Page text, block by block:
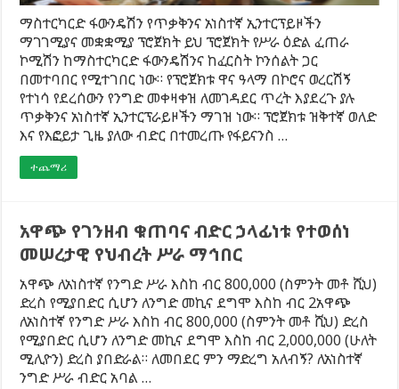
ማስተርካርድ ፋውንዴሽን የጥቃቅንና አነስተኛ ኢንተርፕይዞችን
ማገገሚያና መቋቋሚያ ፕሮጀክት ይህ ፕሮጀክት የሥራ ዕድል ፈጠራ
ኮሚሽን ከማስተርካርድ ፋውንዴሽንና ከፈርስት ኮንሰልት ጋር
በመተባበር የሚተገበር ነው። የፕሮጀክቱ ዋና ዓላማ በኮሮና ወረርሽኝ
የተነሳ የደረሰውን የንግድ መቀዛቀዝ ለመገዳደር ጥረት እያደረጉ ያሉ
ጥቃቅንና አነስተኛ ኢንተርፕራይዞችን ማገዝ ነው። ፕሮጀክቱ ዝቅተኛ ወለድ
እና የእፎይታ ጊዜ ያለው ብድር በተመረጡ የፋይናንስ …
ተጨማሪ
አዋጭ የገንዘብ ቁጠባና ብድር ኃላፊነቱ የተወሰነ
መሠረታዊ የህብረት ሥራ ማኅበር
አዋጭ ለአነስተኛ የንግድ ሥራ እስከ ብር 800,000 (ስምንት መቶ ሺህ)
ድረስ የሚያበድር ሲሆን ለንግድ መኪና ደግሞ እስከ ብር 2አዋጭ
ለአነስተኛ የንግድ ሥራ እስከ ብር 800,000 (ስምንት መቶ ሺህ) ድረስ
የሚያበድር ሲሆን ለንግድ መኪና ደግሞ እስከ ብር 2,000,000 (ሁለት
ሚሊዮን) ድረስ ያበድራል። ለመበደር ምን ማድረግ አለብኝ? ለአነስተኛ
ንግድ ሥራ ብድር አባል …